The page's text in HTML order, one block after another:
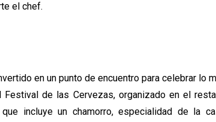
el chef.
en un punto de encuentro para celebrar lo
de las Cervezas, organizado en el
incluye un chamorro, especialidad de la